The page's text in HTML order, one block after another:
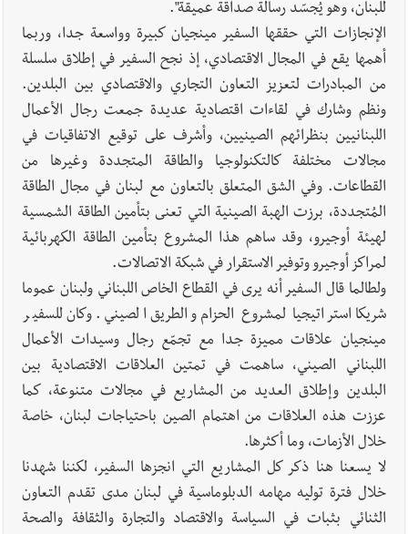
للبنان، وهو يُجسّد رسالة صداقة عميقة".
الإنجازات التي حققها السفير مينجيان كبيرة وواسعة جدا، وربما
أهمها يقع في المجال الاقتصادي، إذ نجح السفير في إطلاق سلسلة
من المبادرات لتعزيز التعاون التجاري والاقتصادي بين البلدين.
ونظم وشارك في لقاءات اقتصادية عديدة جمعت رجال الأعمال
اللبنانيين بنظرائهم الصينيين، وأشرف على توقيع الاتفاقيات في
مجالات مختلفة كالتكنولوجيا والطاقة المتجددة وغيرها من
القطاعات. وفي الشق المتعلق بالتعاون مع لبنان في مجال الطاقة
المُتجددة، برزت الهبة الصينية التي تعنى بتأمين الطاقة الشمسية
لهيئة أوجيرو، وقد ساهم هذا المشروع بتأمين الطاقة الكهربائية
لمراكز أوجيرو وتوفير الاستقرار في شبكة الاتصالات.
ولطالما قال السفير أنه يرى في القطاع الخاص اللبناني ولبنان عموما
شريكا استراتيجيا لمشروع الحزام والطريق الصيني. وكان للسفير
مينجيان علاقات مميزة جدا مع تجمّع رجال وسيدات الأعمال
اللبناني الصيني، ساهمت في تمتين العلاقات الاقتصادية بين
البلدين وإطلاق العديد من المشاريع في مجالات متنوعة، كما
عززت هذه العلاقات من اهتمام الصين باحتياجات لبنان، خاصة
خلال الأزمات، وما أكثرها.
لا يسعنا هنا ذكر كل المشاريع التي انجزها السفير، لكننا شهدنا
خلال فترة توليه مهامه الدبلوماسية في لبنان مدى تقدم التعاون
الثنائي بثبات في السياسة والاقتصاد والتجارة والثقافة والصحة